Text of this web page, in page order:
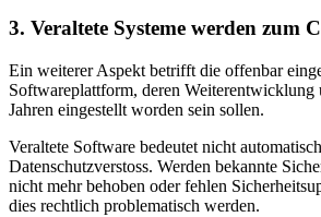
3. Veraltete Systeme werden zum
Ein weiterer Aspekt betrifft die offenbar
Softwareplattform, deren Weiterentwicklung
Jahren eingestellt worden sein sollen.
Veraltete Software bedeutet nicht
Datenschutzverstoss. Werden bekannte
nicht mehr behoben oder fehlen
dies rechtlich problematisch werden.